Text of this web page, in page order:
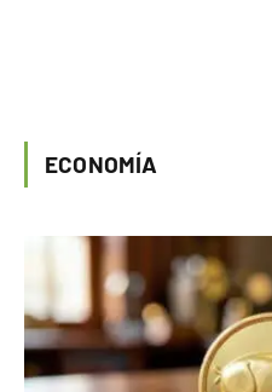
ECONOMÍA